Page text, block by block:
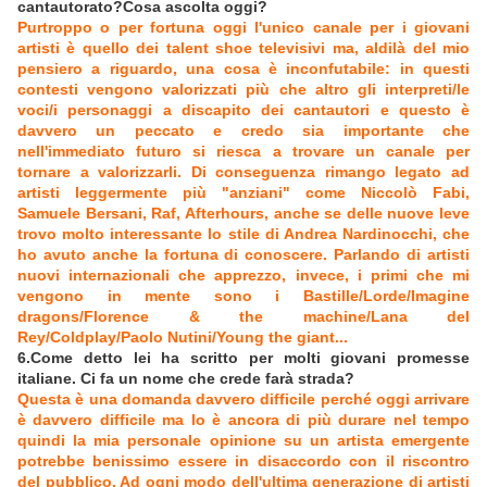
cantautorato?Cosa ascolta oggi?
Purtroppo o per fortuna oggi l'unico canale per i giovani
artisti è quello dei talent shoe televisivi ma, aldilà del mio
pensiero a riguardo, una cosa è inconfutabile: in questi
contesti vengono valorizzati più che altro gli interpreti/le
voci/i personaggi a discapito dei cantautori e questo è
davvero un peccato e credo sia importante che
nell'immediato futuro si riesca a trovare un canale per
tornare a valorizzarli. Di conseguenza rimango legato ad
artisti leggermente più "anziani" come Niccolò Fabi,
Samuele Bersani, Raf, Afterhours, anche se delle nuove leve
trovo molto interessante lo stile di Andrea Nardinocchi, che
ho avuto anche la fortuna di conoscere. Parlando di artisti
nuovi internazionali che apprezzo, invece, i primi che mi
vengono in mente sono i Bastille/Lorde/Imagine
dragons/Florence & the machine/Lana del
Rey/Coldplay/Paolo Nutini/Young the giant...
6.Come detto lei ha scritto per molti giovani promesse
italiane. Ci fa un nome che crede farà strada?
Questa è una domanda davvero difficile perché oggi arrivare
è davvero difficile ma lo è ancora di più durare nel tempo
quindi la mia personale opinione su un artista emergente
potrebbe benissimo essere in disaccordo con il riscontro
del pubblico. Ad ogni modo dell'ultima generazione di artisti